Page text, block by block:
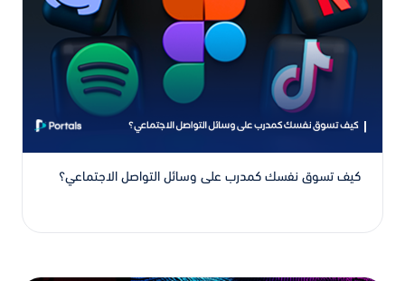
كيف تسوق نفسك كمدرب على وسائل التواصل الاجتماعي؟